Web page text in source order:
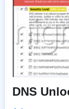
DNS